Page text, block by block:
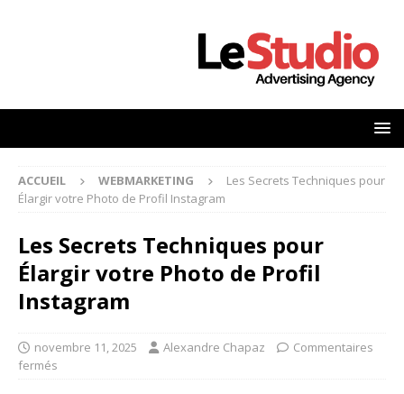
ACCUEIL WEBMARKETING
Les Secrets Techniques pour
Élargir votre Photo de Profil Instagram
Les Secrets Techniques pour
Élargir votre Photo de Profil
Instagram
novembre 11, 2025 Alexandre Chapaz
Commentaires
fermés